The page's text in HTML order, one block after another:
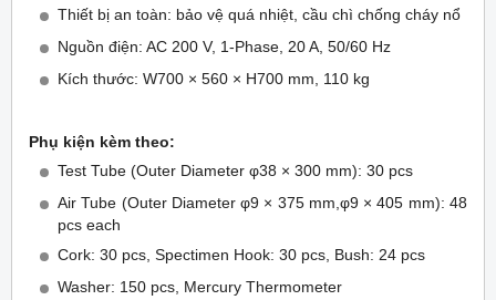
Thiết bị an toàn: bảo vệ quá nhiệt, cầu chì chống cháy nổ
Nguồn điện: AC 200 V, 1-Phase, 20 A, 50/60 Hz
Kích thước: W700 × 560 × H700 mm, 110 kg
Phụ kiện kèm theo:
Test Tube (Outer Diameter φ38 × 300 mm): 30 pcs
Air Tube (Outer Diameter φ9 × 375 mm,φ9 × 405 mm): 48
pcs each
Cork: 30 pcs, Spectimen Hook: 30 pcs, Bush: 24 pcs
Washer: 150 pcs, Mercury Thermometer